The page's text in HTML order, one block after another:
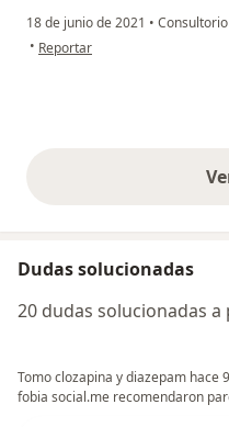
18 de junio de 2021 •
• en opinión del usuario Benjamin
Reportar
Dudas solucionadas
20 dudas solucionadas
Tomo clozapina y diazepam hace
fobia social.me recomendaron